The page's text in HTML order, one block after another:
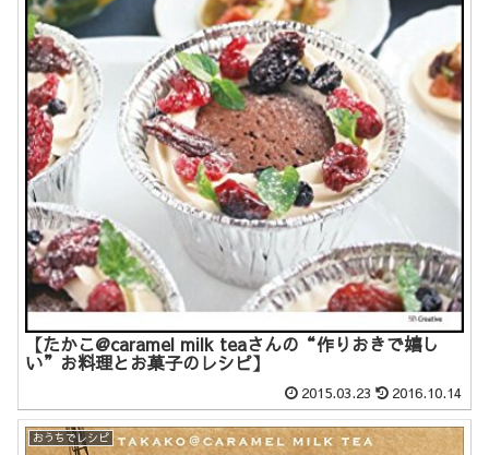
【たかこ@caramel milk teaさんの“作りおきで嬉し
い”お料理とお菓子のレシピ】
2015.03.23 2016.10.14
おうちでレシピ